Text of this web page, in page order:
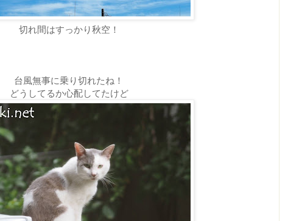
切れ間はすっかり秋空！
台風無事に乗り切れたね！
どうしてるか心配してたけど